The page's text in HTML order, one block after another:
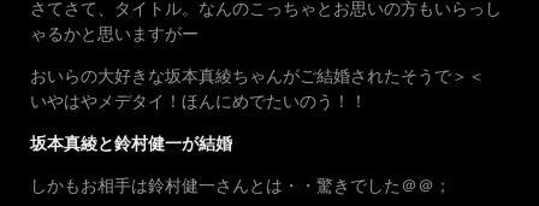
さてさて、タイトル。なんのこっちゃとお思いの方もいらっし
ゃるかと思いますがー
おいらの大好きな坂本真綾ちゃんがご結婚されたそうで＞＜
いやはやメデタイ！ほんにめでたいのう！！
坂本真綾と鈴村健一が結婚
しかもお相手は鈴村健一さんとは・・驚きでした＠＠；